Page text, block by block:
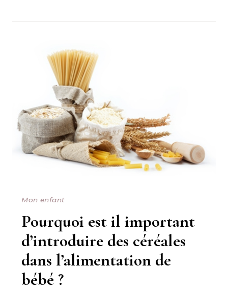
Mon enfant
Pourquoi est il important
d’introduire des céréales
dans l’alimentation de
bébé ?